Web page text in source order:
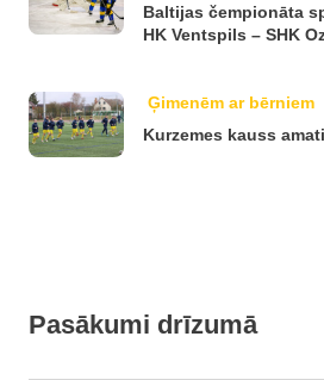
Baltijas čempionāta
HK Ventspils – SHK
Ģimenēm ar bērniem
Kurzemes kauss
Pasākumi drīzumā